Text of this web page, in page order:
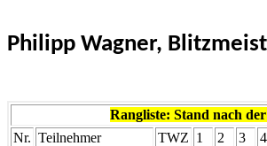
Philipp Wagner,
Rangliste: Stand nach
Nr. Teilnehmer TWZ 1 2 3 4